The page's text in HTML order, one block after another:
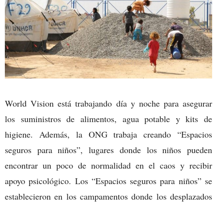
World Vision está trabajando día y noche para asegurar
los suministros de alimentos, agua potable y kits de
higiene. Además, la ONG trabaja creando “Espacios
seguros para niños”, lugares donde los niños pueden
encontrar un poco de normalidad en el caos y recibir
apoyo psicológico. Los “Espacios seguros para niños” se
establecieron en los campamentos donde los desplazados